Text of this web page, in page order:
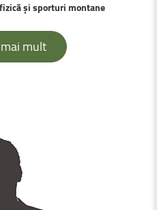
și sporturi montane
mult